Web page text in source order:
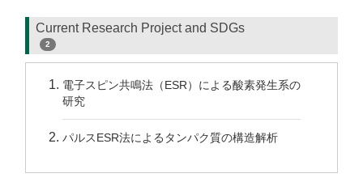
Current Research Project and SDGs
2
電子スピン共鳴法（ESR）による酸素発生系の
研究
パルスESR法によるタンパク質の構造解析